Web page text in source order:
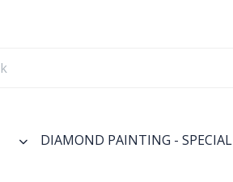
DIAMOND PAINTING - SPECIAL